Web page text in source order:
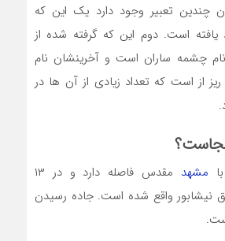
چندین تعبیر وجود دارد یک این که
یافته است. دوم این که گرفته شده از
چشمه ساران است و آخرینشان نام
از است که تعداد زیادی از آن ها در
مشهد
مقدس فاصله دارد و در ۱۳
نیشابور واقع شده است. جاده رسیدن